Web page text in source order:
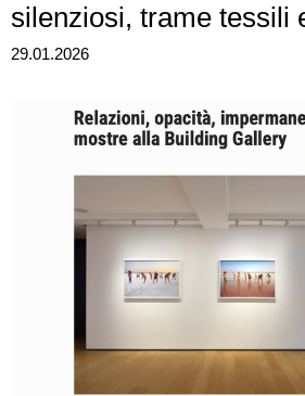
silenziosi, trame tessili
29.01.2026